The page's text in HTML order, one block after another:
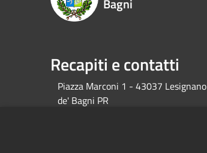
Bagni
Recapiti e contatti
Piazza Marconi 1 - 43037 Lesignano
de' Bagni PR